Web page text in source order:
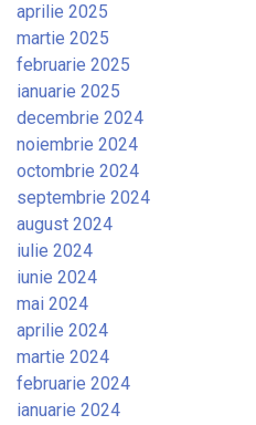
aprilie 2025
martie 2025
februarie 2025
ianuarie 2025
decembrie 2024
noiembrie 2024
octombrie 2024
septembrie 2024
august 2024
iulie 2024
iunie 2024
mai 2024
aprilie 2024
martie 2024
februarie 2024
ianuarie 2024